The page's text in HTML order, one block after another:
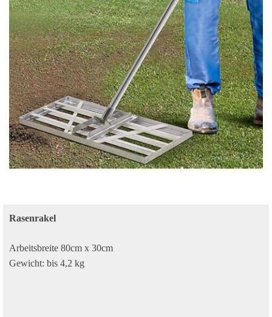
Rasenrakel
Arbeitsbreite 80cm x 30cm
Gewicht: bis 4,2 kg